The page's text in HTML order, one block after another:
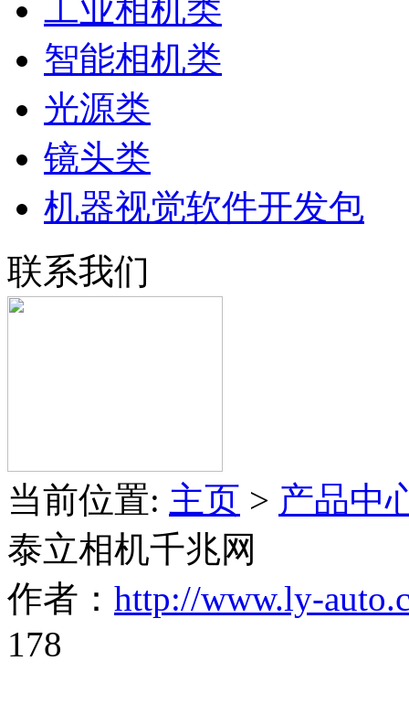
工业相机类
智能相机类
光源类
镜头类
机器视觉软件开发包
联系我们
当前位置: 主页 > 产品中
泰立相机千兆网
作者： http://www.ly-
178